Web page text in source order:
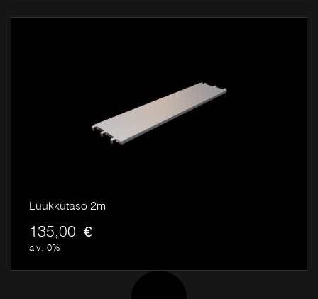
Luukkutaso 2m
135,00 €
alv. 0%